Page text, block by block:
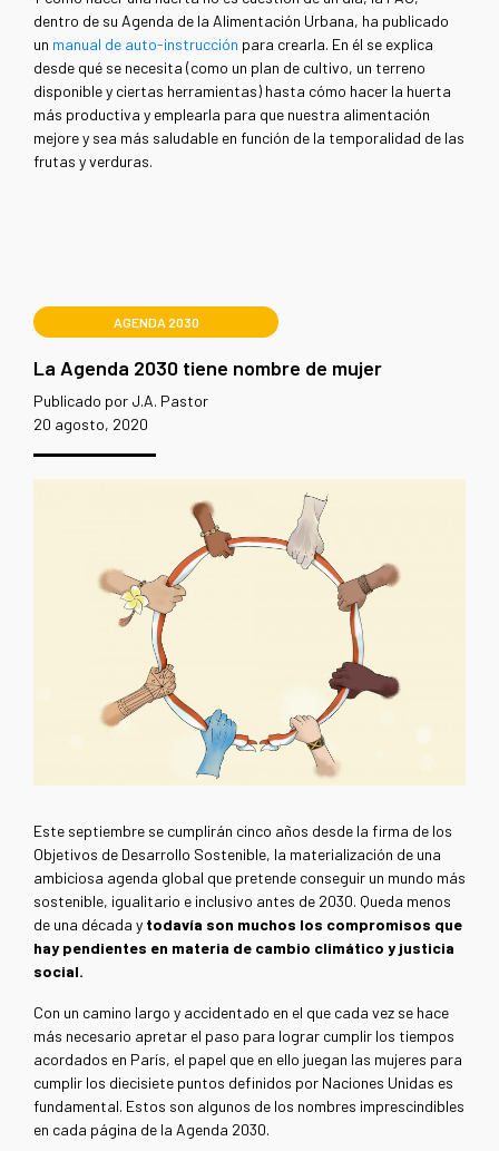
dentro de su Agenda de la Alimentación Urbana, ha publicado
un manual de auto-instrucción para crearla. En él se explica
desde qué se necesita (como un plan de cultivo, un terreno
disponible y ciertas herramientas) hasta cómo hacer la huerta
más productiva y emplearla para que nuestra alimentación
mejore y sea más saludable en función de la temporalidad de las
frutas y verduras.
AGENDA 2030
La Agenda 2030 tiene nombre de mujer
Publicado por J.A. Pastor
20 agosto, 2020
Este septiembre se cumplirán cinco años desde la firma de los
Objetivos de Desarrollo Sostenible, la materialización de una
ambiciosa agenda global que pretende conseguir un mundo más
sostenible, igualitario e inclusivo antes de 2030. Queda menos
de una década y todavía son muchos los compromisos que
hay pendientes en materia de cambio climático y justicia
social.
Con un camino largo y accidentado en el que cada vez se hace
más necesario apretar el paso para lograr cumplir los tiempos
acordados en París, el papel que en ello juegan las mujeres para
cumplir los diecisiete puntos definidos por Naciones Unidas es
fundamental. Estos son algunos de los nombres imprescindibles
en cada página de la Agenda 2030.